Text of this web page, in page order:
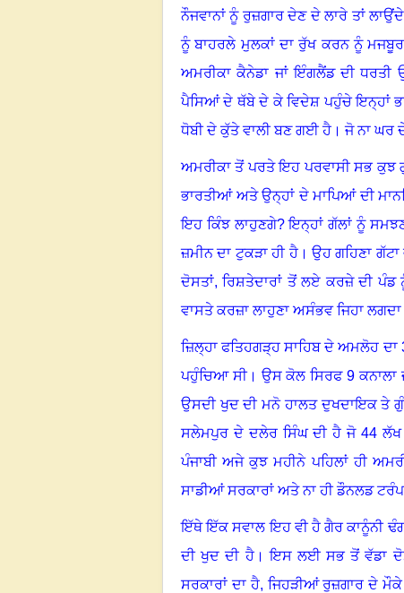
ਨੌਜਵਾਨਾਂ ਨੂੰ ਰੁਜ਼ਗਾਰ ਦੇਣ ਦੇ ਲਾਰੇ ਤਾਂ
ਨੂੰ ਬਾਹਰਲੇ ਮੁਲਕਾਂ ਦਾ ਰੁੱਖ ਕਰਨ ਨੂੰ ਮਜਬੂਰ
ਅਮਰੀਕਾ ਕੈਨੇਡਾ ਜਾਂ ਇੰਗਲੈਂਡ ਦੀ
ਪੈਸਿਆਂ ਦੇ ਥੱਬੇ ਦੇ ਕੇ ਵਿਦੇਸ਼ ਪਹੁੰਚੇ ਇਨ੍ਹਾਂ
ਧੋਬੀ ਦੇ ਕੁੱਤੇ ਵਾਲੀ ਬਣ ਗਈ ਹੈ। ਜੋ ਨਾ ਘਰ
ਅਮਰੀਕਾ ਤੋਂ ਪਰਤੇ ਇਹ ਪਰਵਾਸੀ ਸਭ
ਭਾਰਤੀਆਂ ਅਤੇ ਉਨ੍ਹਾਂ ਦੇ ਮਾਪਿਆਂ ਦੀ
ਇਹ ਕਿੰਝ ਲਾਹੁਣਗੇ?ਇਨ੍ਹਾਂ ਗੱਲਾਂ ਨੂੰ
ਜ਼ਮੀਨ ਦਾ ਟੁਕੜਾ ਹੀ ਹੈ।ਉਹ ਗਹਿਣਾ
ਦੋਸਤਾਂ,ਰਿਸ਼ਤੇਦਾਰਾਂ ਤੋਂ ਲਏ ਕਰਜ਼ੇ ਦੀ ਪੰਡ
ਵਾਸਤੇ ਕਰਜ਼ਾ ਲਾਹੁਣਾ ਅਸੰਭਵ ਜਿਹਾ
ਜ਼ਿਲ੍ਹਾ ਫਤਿਹਗੜ੍ਹ ਸਾਹਿਬ ਦੇ ਅਮਲੋਹ ਦਾ
ਪਹੁੰਚਿਆ ਸੀ। ਉਸ ਕੋਲ ਸਿਰਫ9 ਕਨਾਲਾ
ਉਸਦੀ ਖੁਦ ਦੀ ਮਨੋ ਹਾਲਤ ਦੁਖਦਾਇਕ ਤੇ
ਸਲੇਮਪੁਰ ਦੇ ਦਲੇਰ ਸਿੰਘ ਦੀ ਹੈ ਜੋ 44
ਪੰਜਾਬੀ ਅਜੇ ਕੁਝ ਮਹੀਨੇ ਪਹਿਲਾਂ ਹੀ
ਸਾਡੀਆਂ ਸਰਕਾਰਾਂ ਅਤੇ ਨਾ ਹੀ ਡੌਨਲਡ
ਇੱਥੇ ਇੱਕ ਸਵਾਲ ਇਹ ਵੀ ਹੈ ਗੈਰ ਕਾਨੂੰਨੀ
ਦੀ ਖੁਦ ਦੀ ਹੈ।ਇਸ ਲਈ ਸਭ ਤੋਂ ਵੱਡਾ ਦੋਸ਼
ਸਰਕਾਰਾਂ ਦਾ ਹੈ, ਜਿਹੜੀਆਂ ਰੁਜ਼ਗਾਰ ਦੇ